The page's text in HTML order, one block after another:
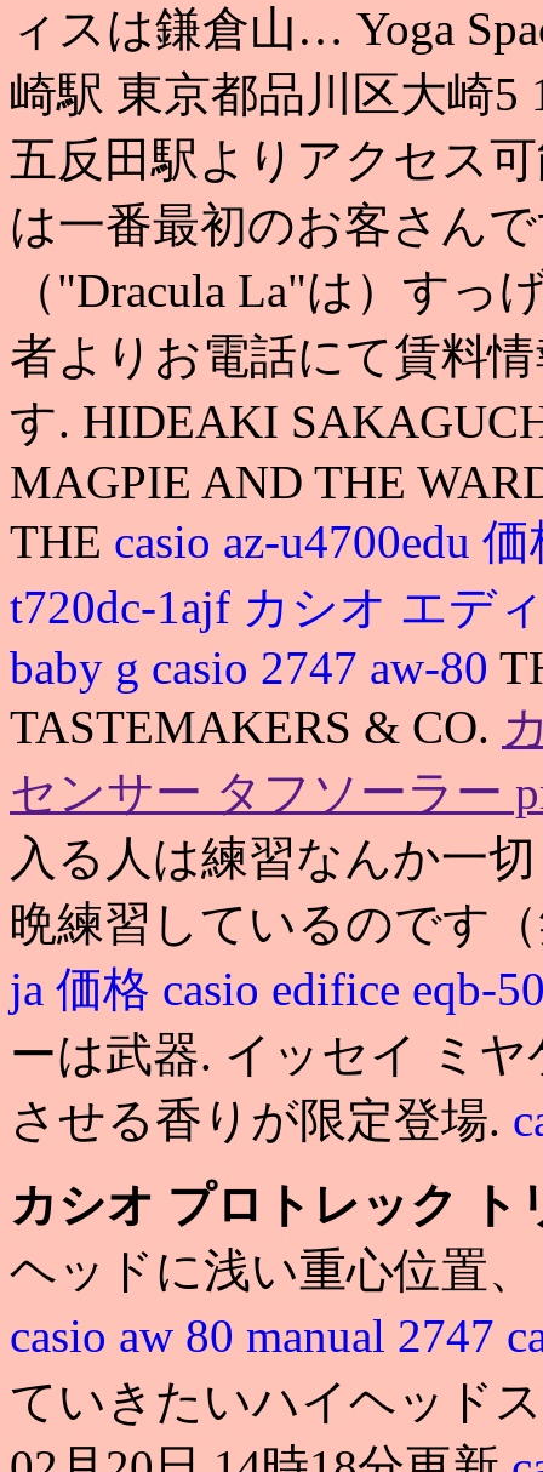
ィスは鎌倉山… Yoga
崎駅 東京都品川区大崎5
五反田駅よりアクセス
は一番最初のお客さん
（"Dracula La"は）す
者よりお電話にて賃料
す. HIDEAKI
MAGPIE AND THE
THE casio az-u4700edu
t720dc-1ajf カシオ エデ
baby g casio 2747 aw-80
TASTEMAKERS & CO.
センサー タフソーラー
入る人は練習なんか一
晩練習しているのです
ja 価格 casio edifice eqb-
ーは武器. イッセイ ミ
させる香りが限定登場.
カシオ プロトレック ト
ヘッドに浅い重心位置
casio aw 80 manual 2747
ていきたいハイヘッド